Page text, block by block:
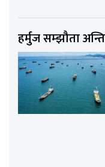
हर्मुज सम्झौता